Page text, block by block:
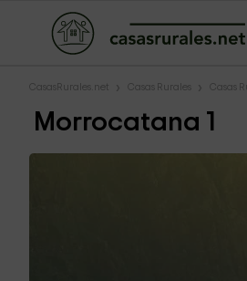
CasasRurales.net Casas Rurales Casas
Morrocatana 1